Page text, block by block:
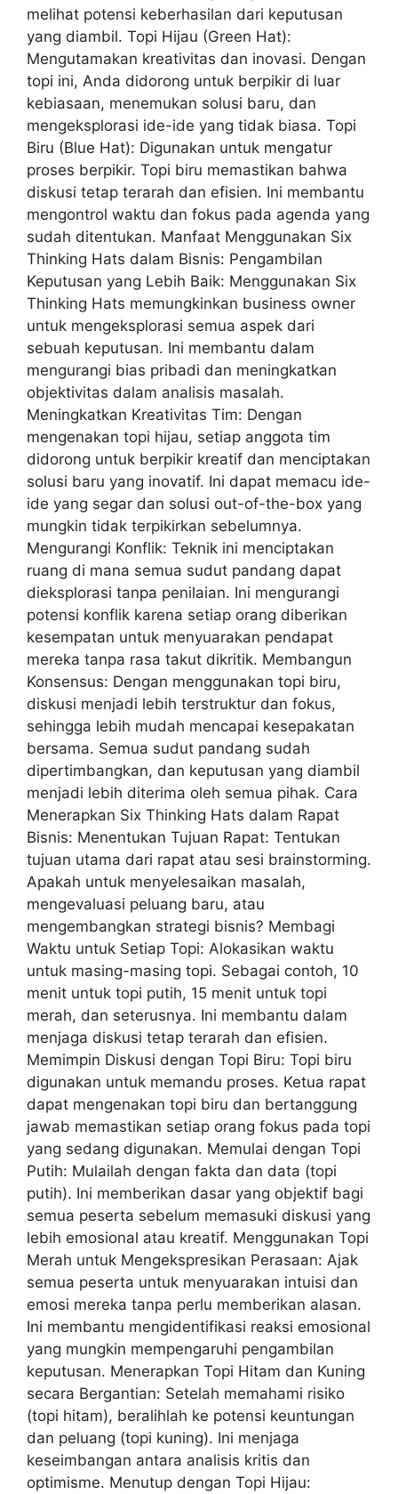
melihat potensi keberhasilan dari keputusan
yang diambil. Topi Hijau (Green Hat):
Mengutamakan kreativitas dan inovasi. Dengan
topi ini, Anda didorong untuk berpikir di luar
kebiasaan, menemukan solusi baru, dan
mengeksplorasi ide-ide yang tidak biasa. Topi
Biru (Blue Hat): Digunakan untuk mengatur
proses berpikir. Topi biru memastikan bahwa
diskusi tetap terarah dan efisien. Ini membantu
mengontrol waktu dan fokus pada agenda yang
sudah ditentukan. Manfaat Menggunakan Six
Thinking Hats dalam Bisnis: Pengambilan
Keputusan yang Lebih Baik: Menggunakan Six
Thinking Hats memungkinkan business owner
untuk mengeksplorasi semua aspek dari
sebuah keputusan. Ini membantu dalam
mengurangi bias pribadi dan meningkatkan
objektivitas dalam analisis masalah.
Meningkatkan Kreativitas Tim: Dengan
mengenakan topi hijau, setiap anggota tim
didorong untuk berpikir kreatif dan menciptakan
solusi baru yang inovatif. Ini dapat memacu ide-
ide yang segar dan solusi out-of-the-box yang
mungkin tidak terpikirkan sebelumnya.
Mengurangi Konflik: Teknik ini menciptakan
ruang di mana semua sudut pandang dapat
dieksplorasi tanpa penilaian. Ini mengurangi
potensi konflik karena setiap orang diberikan
kesempatan untuk menyuarakan pendapat
mereka tanpa rasa takut dikritik. Membangun
Konsensus: Dengan menggunakan topi biru,
diskusi menjadi lebih terstruktur dan fokus,
sehingga lebih mudah mencapai kesepakatan
bersama. Semua sudut pandang sudah
dipertimbangkan, dan keputusan yang diambil
menjadi lebih diterima oleh semua pihak. Cara
Menerapkan Six Thinking Hats dalam Rapat
Bisnis: Menentukan Tujuan Rapat: Tentukan
tujuan utama dari rapat atau sesi brainstorming.
Apakah untuk menyelesaikan masalah,
mengevaluasi peluang baru, atau
mengembangkan strategi bisnis? Membagi
Waktu untuk Setiap Topi: Alokasikan waktu
untuk masing-masing topi. Sebagai contoh, 10
menit untuk topi putih, 15 menit untuk topi
merah, dan seterusnya. Ini membantu dalam
menjaga diskusi tetap terarah dan efisien.
Memimpin Diskusi dengan Topi Biru: Topi biru
digunakan untuk memandu proses. Ketua rapat
dapat mengenakan topi biru dan bertanggung
jawab memastikan setiap orang fokus pada topi
yang sedang digunakan. Memulai dengan Topi
Putih: Mulailah dengan fakta dan data (topi
putih). Ini memberikan dasar yang objektif bagi
semua peserta sebelum memasuki diskusi yang
lebih emosional atau kreatif. Menggunakan Topi
Merah untuk Mengekspresikan Perasaan: Ajak
semua peserta untuk menyuarakan intuisi dan
emosi mereka tanpa perlu memberikan alasan.
Ini membantu mengidentifikasi reaksi emosional
yang mungkin mempengaruhi pengambilan
keputusan. Menerapkan Topi Hitam dan Kuning
secara Bergantian: Setelah memahami risiko
(topi hitam), beralihlah ke potensi keuntungan
dan peluang (topi kuning). Ini menjaga
keseimbangan antara analisis kritis dan
optimisme. Menutup dengan Topi Hijau: